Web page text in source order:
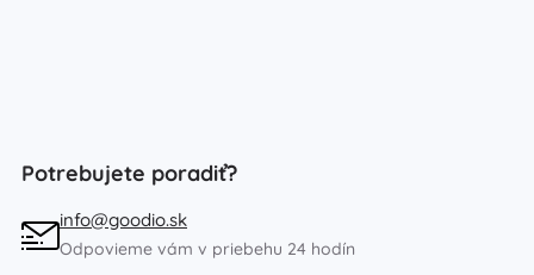
Potrebujete poradiť?
info@goodio.sk
Odpovieme vám v priebehu 24 hodín